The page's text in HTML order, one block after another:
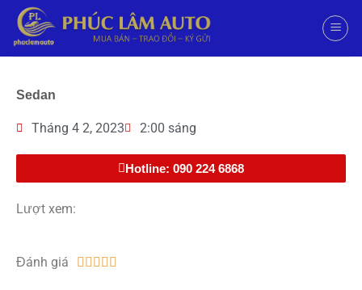
Sedan
Tháng 4 2, 2023 2:00 sáng
Hotline: 090 224 6868
Lượt xem:
Đánh giá     